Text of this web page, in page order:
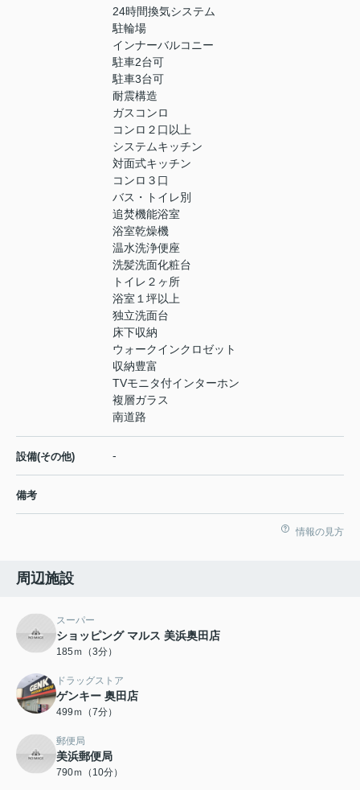
24時間換気システム
駐輪場
インナーバルコニー
駐車2台可
駐車3台可
耐震構造
ガスコンロ
コンロ２口以上
システムキッチン
対面式キッチン
コンロ３口
バス・トイレ別
追焚機能浴室
浴室乾燥機
温水洗浄便座
洗髪洗面化粧台
トイレ２ヶ所
浴室１坪以上
独立洗面台
床下収納
ウォークインクロゼット
収納豊富
TVモニタ付インターホン
複層ガラス
南道路
設備(その他) -
備考
情報の見方
周辺施設
スーパー
ショッピング マルス 美浜奥田店
185ｍ（3分）
ドラッグストア
ゲンキー 奥田店
499ｍ（7分）
郵便局
美浜郵便局
790ｍ（10分）